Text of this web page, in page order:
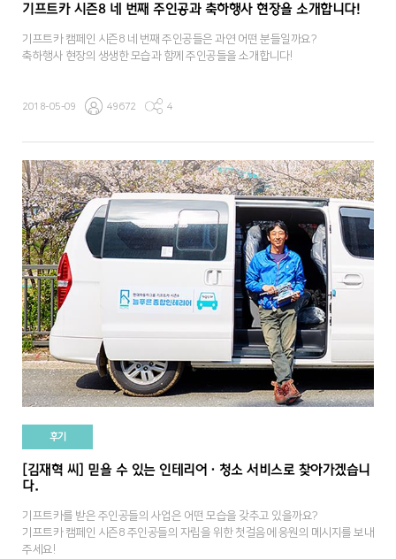
기프트카 시즌8 네 번째 주인공과 축하행사 현장을 소개합니다!
기프트카 캠페인 시즌8 네 번째 주인공들은 과연 어떤 분들일까요?
축하행사 현장의 생생한 모습과 함께 주인공들을 소개합니다!
2018-05-09 49672 4
후기
[김재혁 씨] 믿을 수 있는 인테리어·청소 서비스로 찾아가겠습니
다.
기프트카를 받은 주인공들의 사업은 어떤 모습을 갖추고 있을까요?
기프트카 캠페인 시즌8 주인공들의 자립을 위한 첫걸음에 응원의 메시지를 보내
주세요!